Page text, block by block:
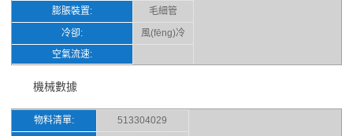
膨脹裝置:
毛細管
冷卻:
風(fēng)冷
空氣流速:
機械數據
物料清單:
513304029